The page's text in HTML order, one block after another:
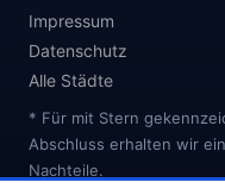
Impressum
Datenschutz
Alle Städte
* Für mit Stern
Abschluss erhalten wir
Nachteile.